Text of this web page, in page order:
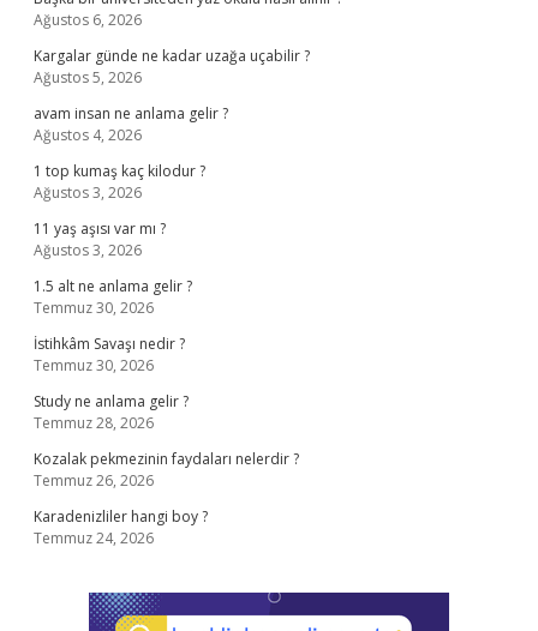
Ağustos 6, 2026
Kargalar günde ne kadar uzağa uçabilir ?
Ağustos 5, 2026
avam insan ne anlama gelir ?
Ağustos 4, 2026
1 top kumaş kaç kilodur ?
Ağustos 3, 2026
11 yaş aşısı var mı ?
Ağustos 3, 2026
1.5 alt ne anlama gelir ?
Temmuz 30, 2026
İstihkâm Savaşı nedir ?
Temmuz 30, 2026
Study ne anlama gelir ?
Temmuz 28, 2026
Kozalak pekmezinin faydaları nelerdir ?
Temmuz 26, 2026
Karadenizliler hangi boy ?
Temmuz 24, 2026